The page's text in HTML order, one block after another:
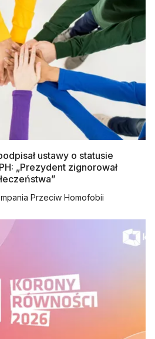
ustawy o statusie
„Prezydent zignorował
Przeciw Homofobii